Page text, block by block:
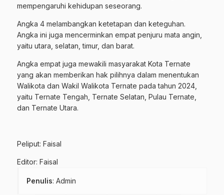
mempengaruhi kehidupan seseorang.
Angka 4 melambangkan ketetapan dan keteguhan.
Angka ini juga mencerminkan empat penjuru mata angin,
yaitu utara, selatan, timur, dan barat.
Angka empat juga mewakili masyarakat Kota Ternate
yang akan memberikan hak pilihnya dalam menentukan
Walikota dan Wakil Walikota Ternate pada tahun 2024,
yaitu Ternate Tengah, Ternate Selatan, Pulau Ternate,
dan Ternate Utara.
Peliput: Faisal
Editor: Faisal
Penulis: Admin